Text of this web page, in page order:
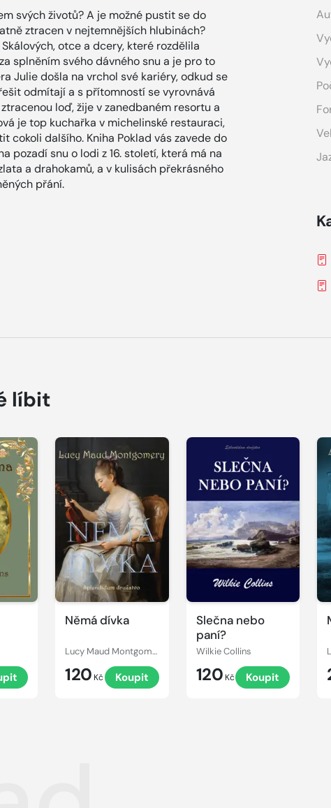
svých životů? A je možné pustit se do
ztracen v nejtemnějších hlubinách?
otce a dcery, které rozdělila
splněním svého dávného snu a je pro to
Julie došla na vrchol své kariéry, odkud se
odmítají a s přítomností se vyrovnává
loď, žije v zanedbaném resortu a
je top kuchařka v michelinské restauraci,
cokoli dalšího. Kniha Poklad vás zavede do
pozadí snu o lodi z 16. století, která má na
a drahokamů, a v kulisách překrásného
přání.
líbit
Němá dívka
Lucy Maud Montgomery
120 Kč Koupit
Slečna nebo
paní?
Wilkie Collins
120 Kč Koupit